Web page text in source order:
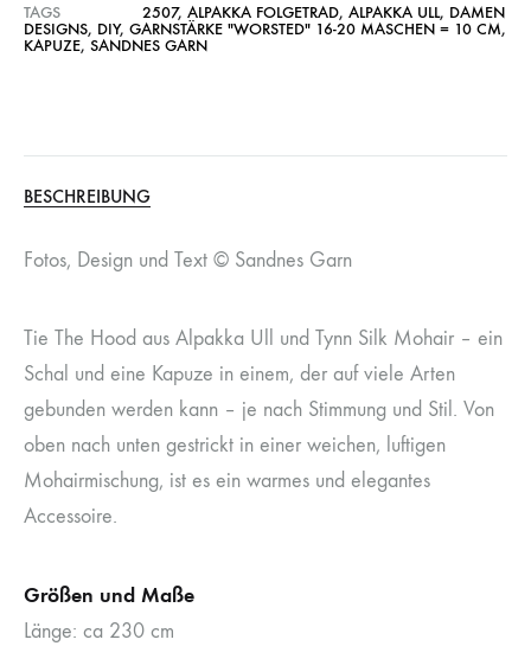
TAGS 2507, ALPAKKA FOLGETRAD, ALPAKKA ULL, DAMEN
DESIGNS, DIY, GARNSTÄRKE "WORSTED" 16-20 MASCHEN = 10 CM,
KAPUZE, SANDNES GARN
BESCHREIBUNG
Fotos, Design und Text © Sandnes Garn
Tie The Hood aus Alpakka Ull und Tynn Silk Mohair – ein
Schal und eine Kapuze in einem, der auf viele Arten
gebunden werden kann – je nach Stimmung und Stil. Von
oben nach unten gestrickt in einer weichen, luftigen
Mohairmischung, ist es ein warmes und elegantes
Accessoire.
Größen und Maße
Länge: ca 230 cm